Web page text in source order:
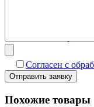
Согласен с
Похожие товары